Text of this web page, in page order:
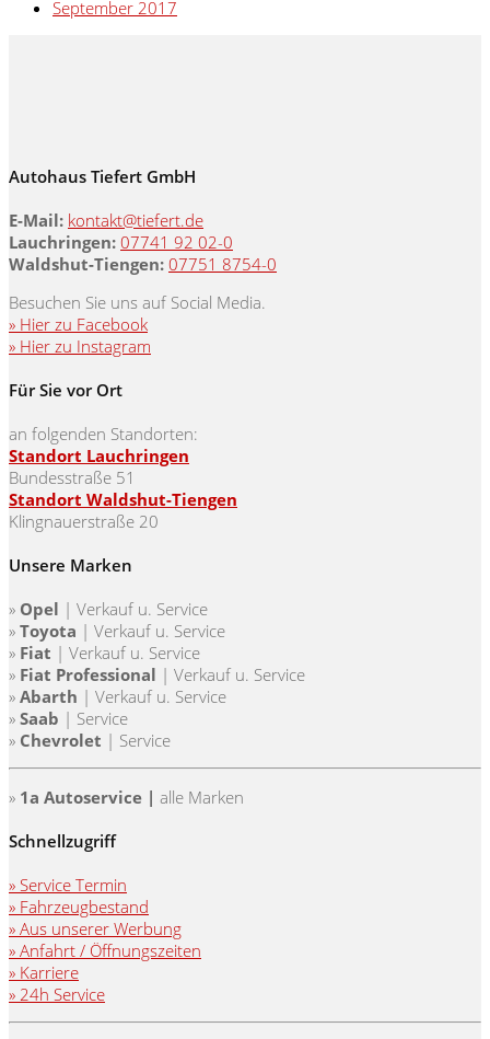
September 2017
Autohaus Tiefert GmbH
E-Mail: kontakt@tiefert.de
Lauchringen: 07741 92 02-0
Waldshut-Tiengen: 07751 8754-0
Besuchen Sie uns auf Social Media.
» Hier zu Facebook
» Hier zu Instagram
Für Sie vor Ort
an folgenden Standorten:
Standort Lauchringen
Bundesstraße 51
Standort Waldshut-Tiengen
Klingnauerstraße 20
Unsere Marken
» Opel | Verkauf u. Service
» Toyota | Verkauf u. Service
» Fiat | Verkauf u. Service
» Fiat Professional | Verkauf u. Service
» Abarth | Verkauf u. Service
» Saab | Service
» Chevrolet | Service
» 1a Autoservice | alle Marken
Schnellzugriff
» Service Termin
» Fahrzeugbestand
» Aus unserer Werbung
» Anfahrt / Öffnungszeiten
» Karriere
» 24h Service